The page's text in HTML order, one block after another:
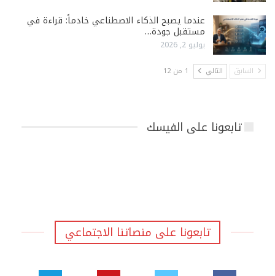
عندما يصبح الذكاء الاصطناعي خادماً: قراءة في
مستقبل جودة…
يوليو 2, 2026
السابق التالي 1 من 12
تابعونا على الفيسك
تابعونا على منصاتنا الاجتماعي